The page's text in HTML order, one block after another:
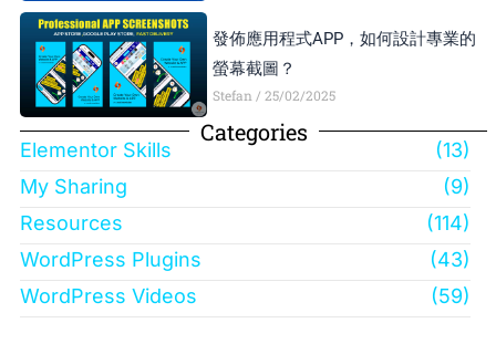
發佈應用程式APP，如何設計專業的
螢幕截圖？
Stefan 25/02/2025
Categories
Elementor Skills
(13)
My Sharing
(9)
Resources
(114)
WordPress Plugins
(43)
WordPress Videos
(59)